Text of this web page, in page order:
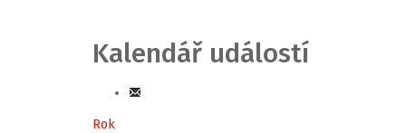
Kalendář událostí
Rok